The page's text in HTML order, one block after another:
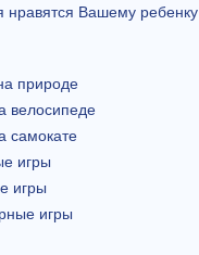
нравятся Вашему ребенку
природе
велосипеде
самокате
игры
игры
игры